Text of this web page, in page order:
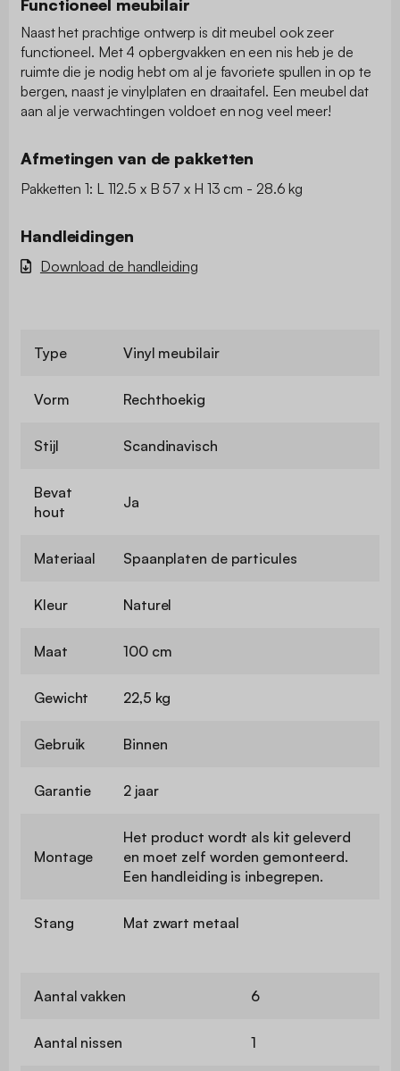
Functioneel meubilair
Naast het prachtige ontwerp is dit meubel ook zeer
functioneel. Met 4 opbergvakken en een nis heb je de
ruimte die je nodig hebt om al je favoriete spullen in op te
bergen, naast je vinylplaten en draaitafel. Een meubel dat
aan al je verwachtingen voldoet en nog veel meer!
Afmetingen van de pakketten
Pakketten 1: L 112.5 x B 57 x H 13 cm - 28.6 kg
Handleidingen
Download de handleiding
Type Vinyl meubilair
Vorm Rechthoekig
Stijl Scandinavisch
Bevat
hout
Ja
Materiaal Spaanplaten de particules
Kleur Naturel
Maat 100 cm
Gewicht 22,5 kg
Gebruik Binnen
Garantie 2 jaar
Montage
Het product wordt als kit geleverd
en moet zelf worden gemonteerd.
Een handleiding is inbegrepen.
Stang Mat zwart metaal
Aantal vakken 6
Aantal nissen 1